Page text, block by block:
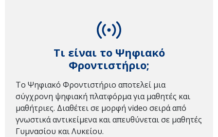
Τι είναι το Ψηφιακό
Φροντιστήριο;
Το Ψηφιακό Φροντιστήριο αποτελεί μια
σύγχρονη ψηφιακή πλατφόρμα για μαθητές και
μαθήτριες. Διαθέτει σε μορφή video σειρά από
γνωστικά αντικείμενα και απευθύνεται σε μαθητές
Γυμνασίου και Λυκείου.